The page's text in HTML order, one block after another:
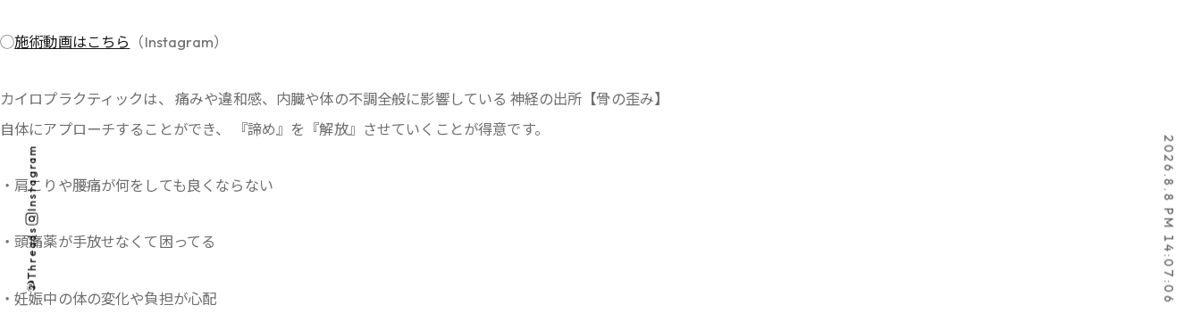
Instagram
Threads 2026.8.8 PM 14:07:07
◯施術動画はこちら （Instagram）
カイロプラクティックは、 痛みや違和感、内臓や体の不調全般に影響している 神経の出所【骨の歪み】
自体にアプローチすることができ、 『諦め』を『解放』させていくことが得意です。
・肩こりや腰痛が何をしても良くならない
・頭痛薬が手放せなくて困ってる
・妊娠中の体の変化や負担が心配